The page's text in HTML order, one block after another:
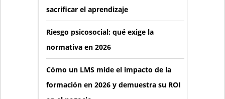
sacrificar el aprendizaje
Riesgo psicosocial: qué exige la
normativa en 2026
Cómo un LMS mide el impacto de la
formación en 2026 y demuestra su ROI